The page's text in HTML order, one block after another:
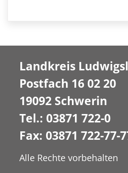
Landkreis
Postfach 16 02 20
19092 Schwerin
Tel.: 03871 722-0
Fax: 03871 722-77-
Alle Rechte vorbehalten